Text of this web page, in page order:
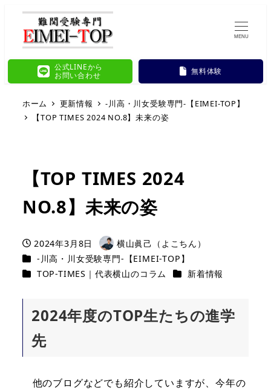
公式LINEから
お問い合わせ
無料体験
MENU
ホーム 更新情報
-川高・川女受験専門-【EIMEI-TOP】
【TOP TIMES 2024 NO.8】未来の姿
【TOP TIMES 2024
NO.8】未来の姿
投稿日
2024年3月8日
著
者
横山眞己（よこちん）
カテゴリー
-川高・川女受験専門-【EIMEI-TOP】
カテゴリー
TOP-TIMES｜代表横山のコラム カテゴリー
新着情報
2024年度のTOP生たちの進学
先
他のブログなどでも紹介していますが、今年の